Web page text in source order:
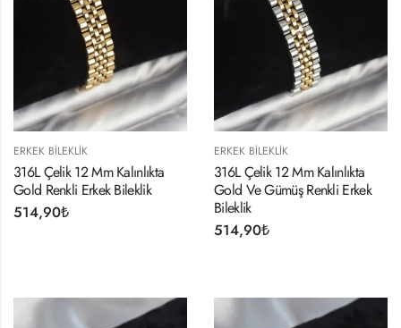
ERKEK BILEKLIK
316L Çelik 12 Mm Kalınlıkta
Gold Renkli Erkek Bileklik
514,90₺
ERKEK BILEKLIK
316L Çelik 12 Mm Kalınlıkta
Gold Ve Gümüş Renkli Erkek
Bileklik
514,90₺